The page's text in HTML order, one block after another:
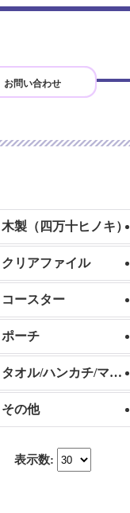
お問い合わせ
木製（四万十ヒノキ）
クリアファイル
コースター
ポーチ
タオル/ハンカチ/マスク
その他
表示数: